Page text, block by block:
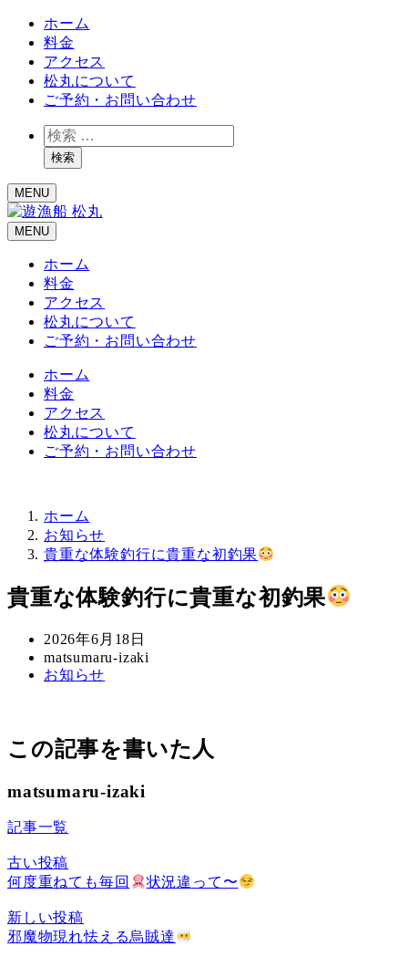
ホーム
料金
アクセス
松丸について
ご予約・お問い合わせ
検
索検索
MENU
MENU
ホーム
料金
アクセス
松丸について
ご予約・お問い合わせ
ホーム
料金
アクセス
松丸について
ご予約・お問い合わせ
ホーム
お知らせ
貴重な体験釣行に貴重な初釣果
貴重な体験釣行に貴重な初釣果
投
稿
日
2026年6月18日
著
者
matsumaru-izaki
カ
ー
お知らせ
この記事を書いた人
matsumaru-izaki
記事一覧
古い投稿
何度重ねても毎回
状況違って〜
新しい投稿
邪魔物現れ怯える烏賊達